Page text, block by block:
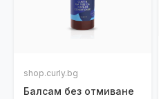
shop.curly.bg
Балсам без отмиване